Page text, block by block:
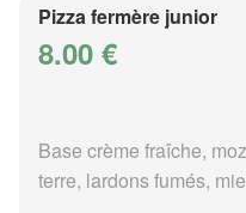
Pizza fermère junior
8.00 €
Base crème fraîche,
terre, lardons fumés,